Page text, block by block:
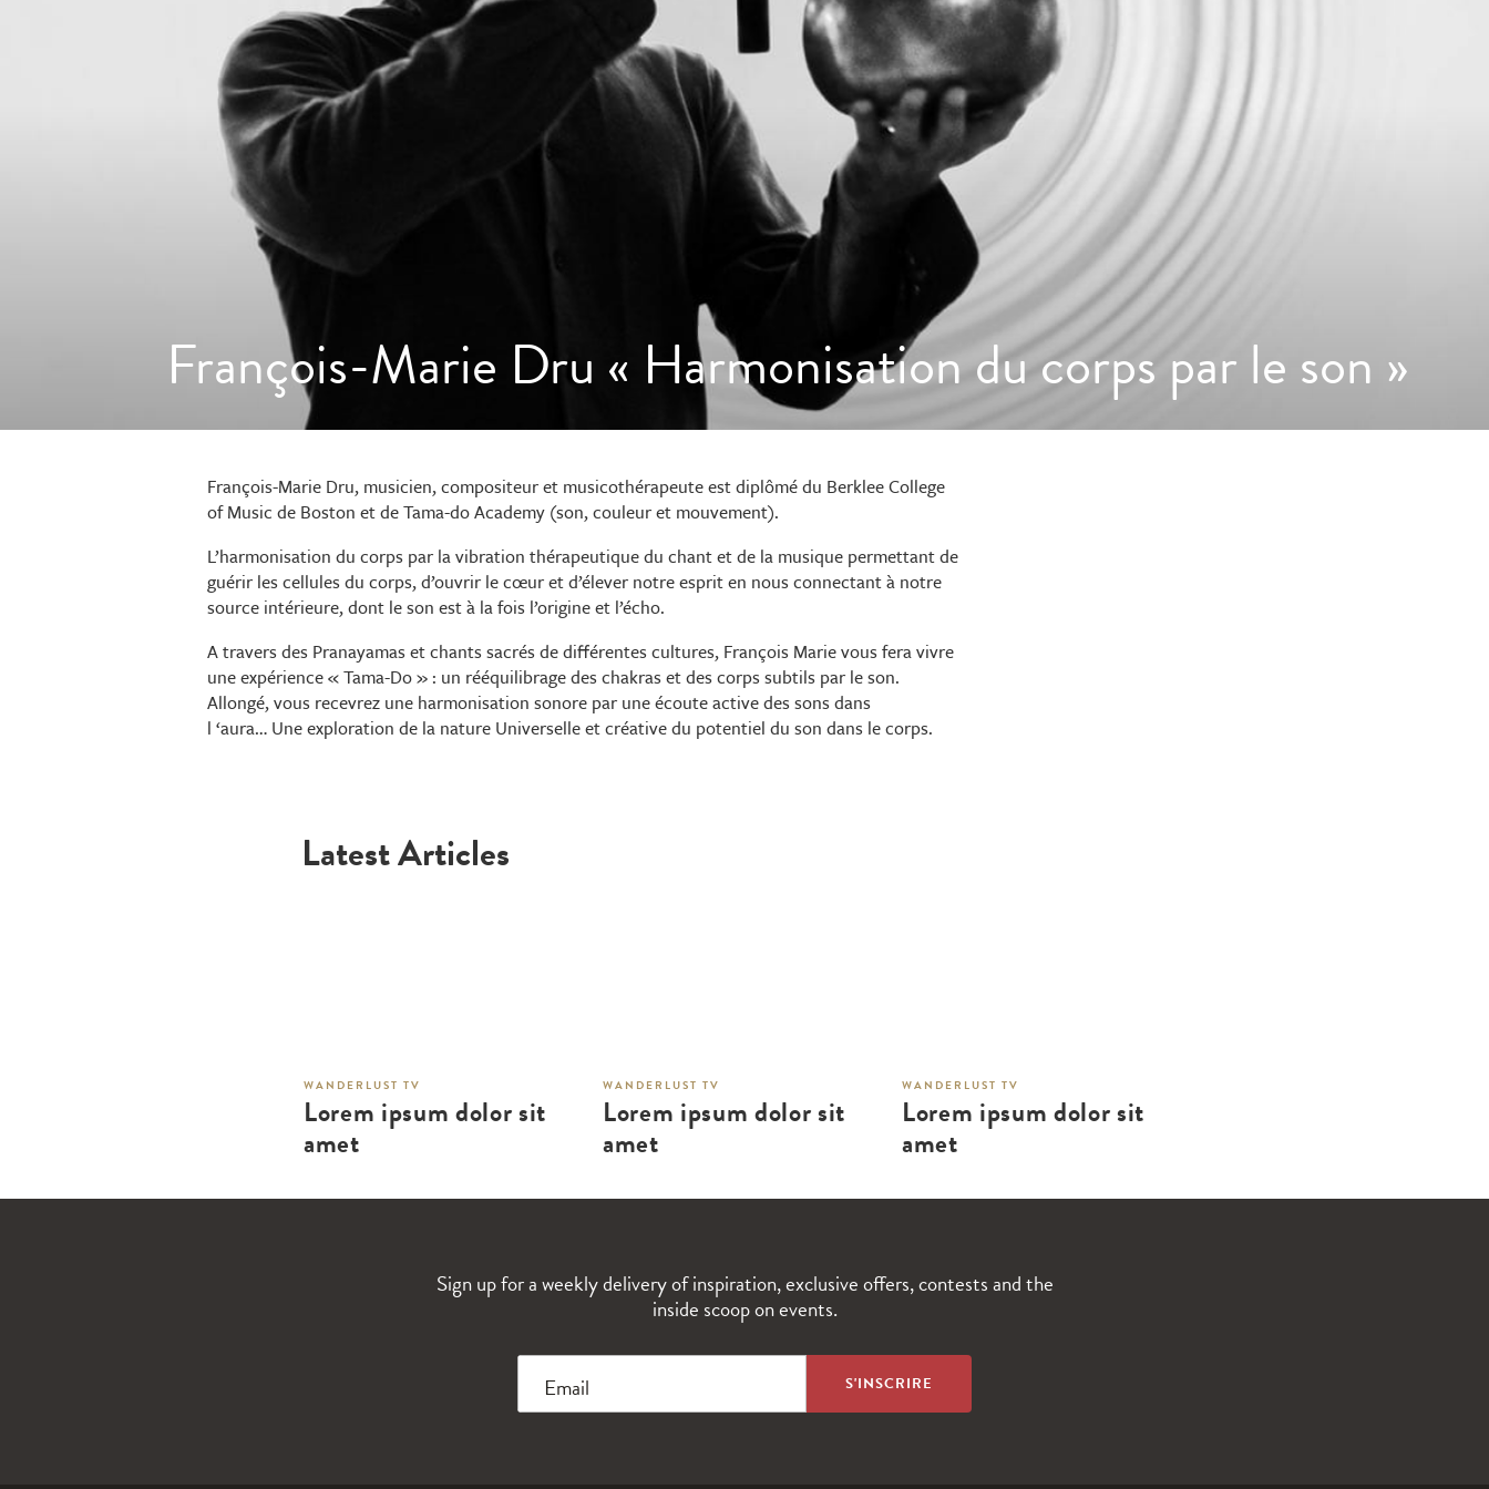
François-Marie Dru « Harmonisation du corps par le son »
François-Marie Dru, musicien, compositeur et musicothérapeute est diplômé du Berklee College
of Music de Boston et de Tama-do Academy (son, couleur et mouvement).
L’harmonisation du corps par la vibration thérapeutique du chant et de la musique permettant de
guérir les cellules du corps, d’ouvrir le cœur et d’élever notre esprit en nous connectant à notre
source intérieure, dont le son est à la fois l’origine et l’écho.
A travers des Pranayamas et chants sacrés de différentes cultures, François Marie vous fera vivre
une expérience « Tama-Do » : un rééquilibrage des chakras et des corps subtils par le son.
Allongé, vous recevrez une harmonisation sonore par une écoute active des sons dans
l ‘aura… Une exploration de la nature Universelle et créative du potentiel du son dans le corps.
Latest Articles
WANDERLUST TV
Lorem ipsum dolor sit
amet
WANDERLUST TV
Lorem ipsum dolor sit
amet
WANDERLUST TV
Lorem ipsum dolor sit
amet
Sign up for a weekly delivery of inspiration, exclusive offers, contests and the
inside scoop on events.
Email